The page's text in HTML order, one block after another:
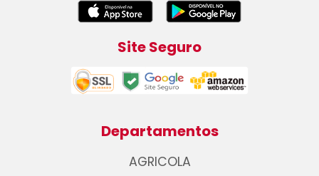
Site Seguro
Departamentos
AGRICOLA